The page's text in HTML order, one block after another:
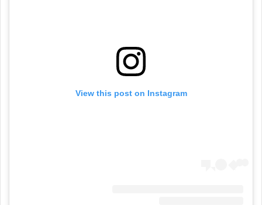
View this post on Instagram